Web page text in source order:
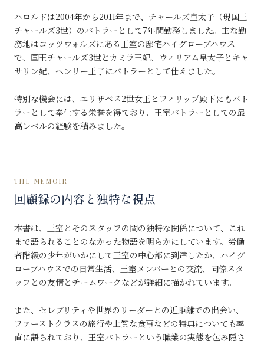
ハロルドは2004年から2011年まで、チャールズ皇太子（現国王
チャールズ3世）のバトラーとして7年間勤務しました。主な勤
務地はコッツウォルズにある王室の邸宅ハイグローブハウス
で、国王チャールズ3世とカミラ王妃、ウィリアム皇太子とキャ
サリン妃、ヘンリー王子にバトラーとして仕えました。
特別な機会には、エリザベス2世女王とフィリップ殿下にもバト
ラーとして奉仕する栄誉を得ており、王室バトラーとしての最
高レベルの経験を積みました。
THE MEMOIR
回顧録の内容と独特な視点
本書は、王室とそのスタッフの間の独特な関係について、これ
まで語られることのなかった物語を明らかにしています。労働
者階級の少年がいかにして王室の中心部に到達したか、ハイグ
ローブハウスでの日常生活、王室メンバーとの交流、同僚スタ
ッフとの友情とチームワークなどが詳細に描かれています。
また、セレブリティや世界のリーダーとの近距離での出会い、
ファーストクラスの旅行や上質な食事などの特典についても率
直に語られており、王室バトラーという職業の実態を包み隠さ